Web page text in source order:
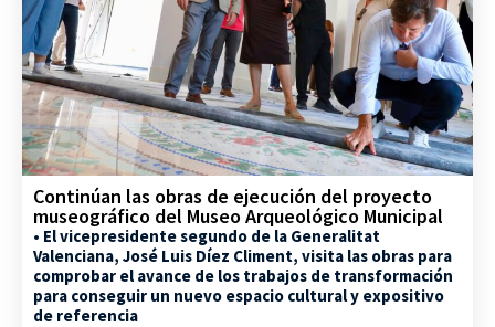
Continúan las obras de ejecución del proyecto
museográfico del Museo Arqueológico Municipal
• El vicepresidente segundo de la Generalitat
Valenciana, José Luis Díez Climent, visita las obras para
comprobar el avance de los trabajos de transformación
para conseguir un nuevo espacio cultural y expositivo
de referencia